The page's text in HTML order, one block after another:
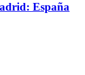
España